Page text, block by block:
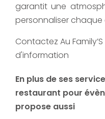
garantit une
personnaliser
Contactez Au
d'information
En plus de ses
restaurant pour
propose aussi